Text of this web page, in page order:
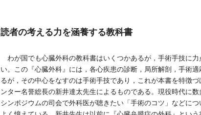
読者の考える力を涵養する教科書
わが国でも心臓外科の教科書はいくつかあるが，手術手技に
い。この『心臓外科』には，各心疾患の診断，局所解剖，手術
るが，その中心をなすのは手術手技であり，これが本書を特徴
ンター名誉総長の新井達太先生によるものである。現役時代に
シンポジウムの司会で外科医が聴きたい「手術のコツ」などに